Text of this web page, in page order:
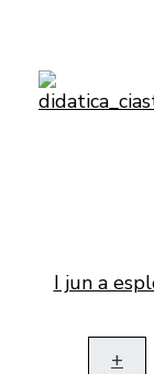
I jun a
+